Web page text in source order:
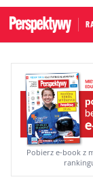
Pobierz e-book z